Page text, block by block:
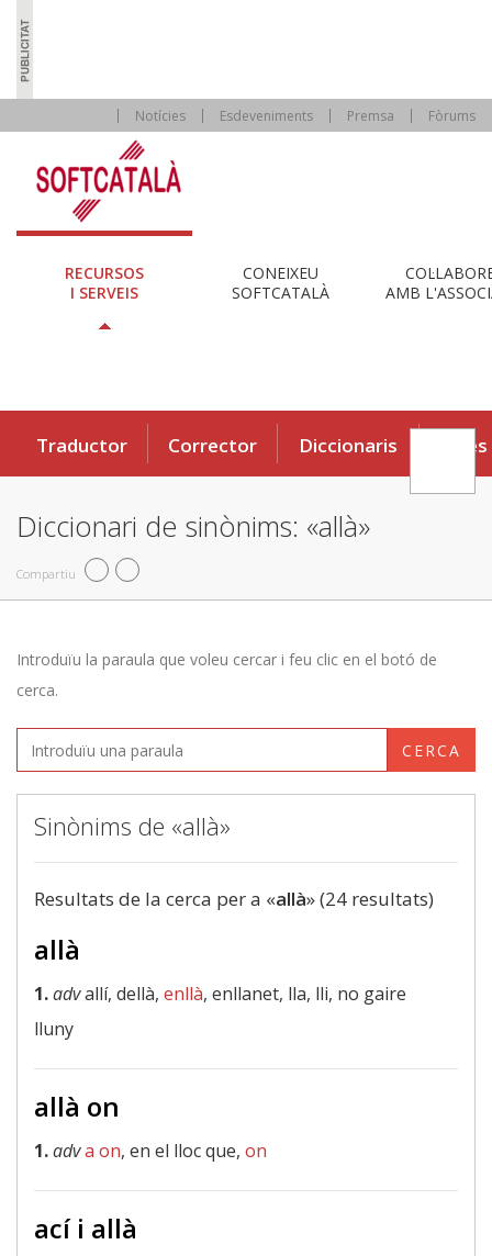
Notícies Esdeveniments Premsa Fòrums
RECURSOS
I SERVEIS
CONEIXEU
SOFTCATALÀ
AMB
Traductor Corrector Diccionaris Eines
Diccionari de sinònims: «allà»
Compartiu
Introduïu la paraula que voleu cercar i feu clic en el botó de
cerca.
CERCA
Sinònims de «allà»
Resultats de la cerca per a «allà» (24 resultats)
allà
1.advallí, dellà, enllà, enllanet, lla, lli, no gaire
lluny
allà on
1.adva on, en el lloc que, on
ací i allà